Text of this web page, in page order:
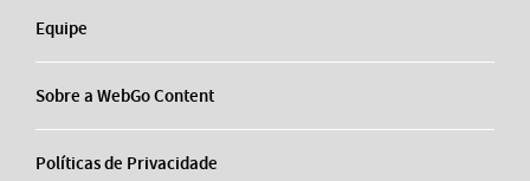
Equipe
Sobre a WebGo Content
Políticas de Privacidade